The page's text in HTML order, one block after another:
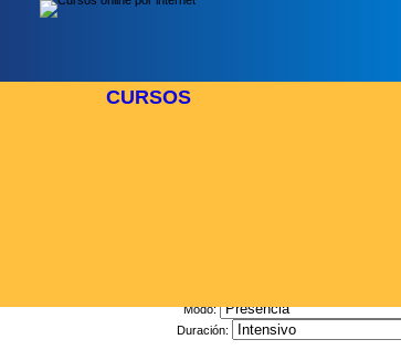
CURSOS
Modo:
Duración: